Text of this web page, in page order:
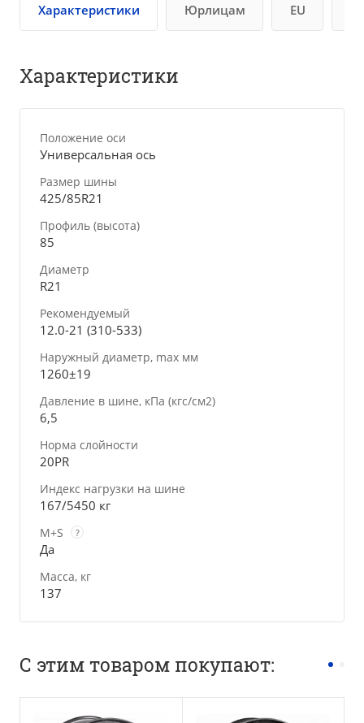
Характеристики Юрлицам EU
Характеристики
Положение оси
Универсальная ось
Размер шины
425/85R21
Профиль (высота)
85
Диаметр
R21
Рекомендуемый
12.0-21 (310-533)
Наружный диаметр, max мм
1260±19
Давление в шине, кПа (кгс/см2)
6,5
Норма слойности
20PR
Индекс нагрузки на шине
167/5450 кг
M+S ?
Да
Масса, кг
137
С этим товаром покупают: